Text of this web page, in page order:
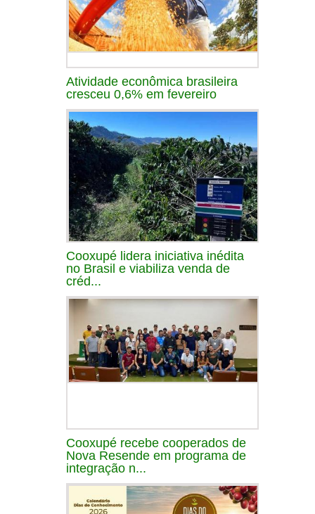
Atividade econômica brasileira
cresceu 0,6% em fevereiro
Cooxupé lidera iniciativa inédita
no Brasil e viabiliza venda de
créd...
Cooxupé recebe cooperados de
Nova Resende em programa de
integração n...